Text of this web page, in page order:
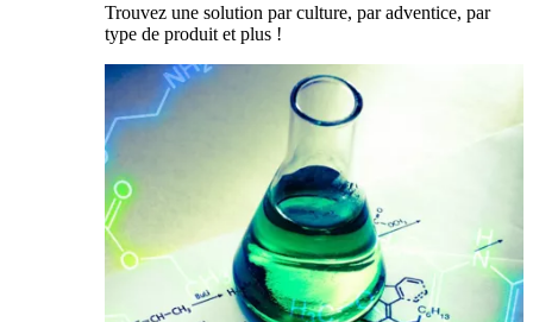
Trouvez une solution par culture, par adventice, par
type de produit et plus !